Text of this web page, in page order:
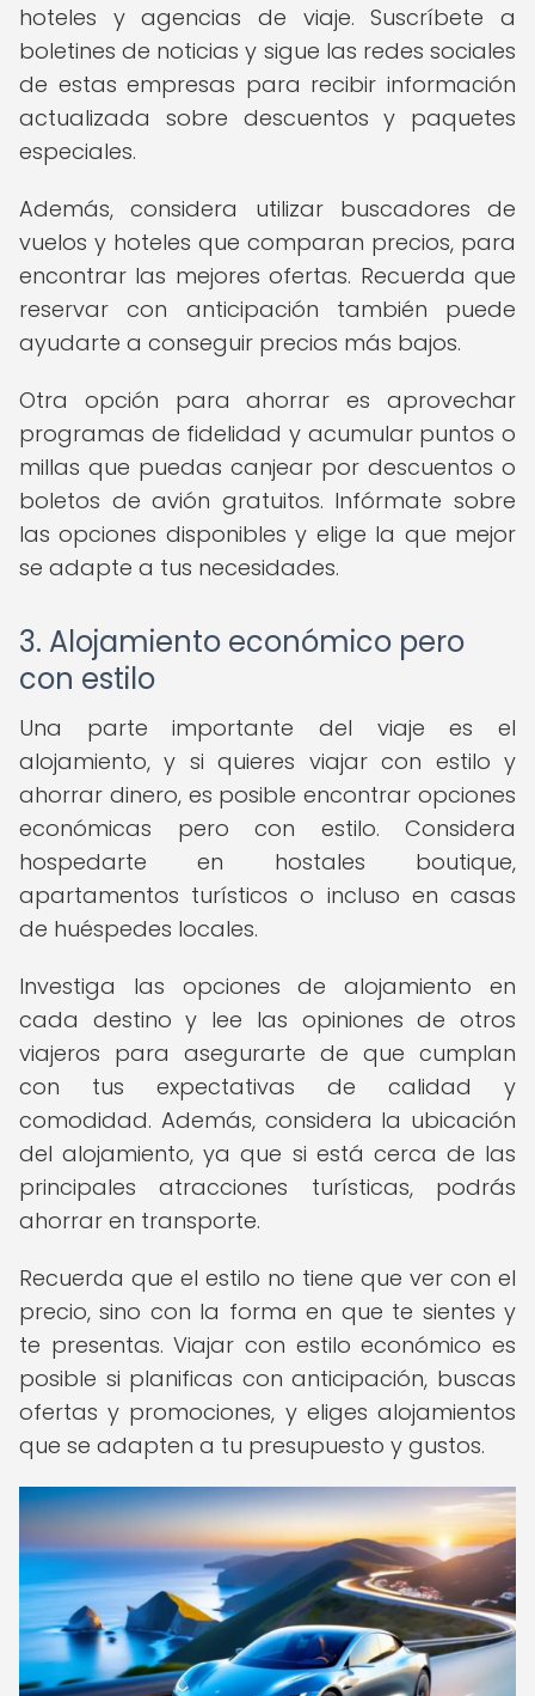
hoteles y agencias de viaje. Suscríbete a
boletines de noticias y sigue las redes sociales
de estas empresas para recibir información
actualizada sobre descuentos y paquetes
especiales.
Además, considera utilizar buscadores de
vuelos y hoteles que comparan precios, para
encontrar las mejores ofertas. Recuerda que
reservar con anticipación también puede
ayudarte a conseguir precios más bajos.
Otra opción para ahorrar es aprovechar
programas de fidelidad y acumular puntos o
millas que puedas canjear por descuentos o
boletos de avión gratuitos. Infórmate sobre
las opciones disponibles y elige la que mejor
se adapte a tus necesidades.
3. Alojamiento económico pero
con estilo
Una parte importante del viaje es el
alojamiento, y si quieres viajar con estilo y
ahorrar dinero, es posible encontrar opciones
económicas pero con estilo. Considera
hospedarte en hostales boutique,
apartamentos turísticos o incluso en casas
de huéspedes locales.
Investiga las opciones de alojamiento en
cada destino y lee las opiniones de otros
viajeros para asegurarte de que cumplan
con tus expectativas de calidad y
comodidad. Además, considera la ubicación
del alojamiento, ya que si está cerca de las
principales atracciones turísticas, podrás
ahorrar en transporte.
Recuerda que el estilo no tiene que ver con el
precio, sino con la forma en que te sientes y
te presentas. Viajar con estilo económico es
posible si planificas con anticipación, buscas
ofertas y promociones, y eliges alojamientos
que se adapten a tu presupuesto y gustos.